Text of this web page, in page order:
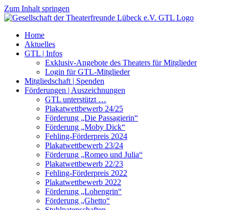
Zum Inhalt springen
Home
Aktuelles
GTL | Infos
Exklusiv-Angebote des Theaters für Mitglieder
Login für GTL-Mitglieder
Mitgliedschaft | Spenden
Förderungen | Auszeichnungen
GTL unterstützt …
Plakatwettbewerb 24/25
Förderung „Die Passagierin“
Förderung „Moby Dick“
Fehling-Förderpreis 2024
Plakatwettbewerb 23/24
Förderung „Romeo und Julia“
Plakatwettbewerb 22/23
Fehling-Förderpreis 2022
Plakatwettbewerb 2022
Förderung „Lohengrin“
Förderung „Ghetto“